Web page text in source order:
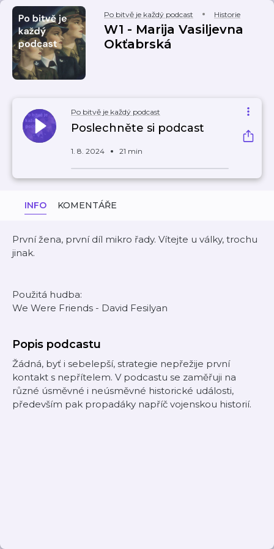
Po bitvě je každý podcast Historie
W1 - Marija Vasiljevna
Okťabrská
Po bitvě je každý podcast
Poslechněte si podcast
1. 8. 2024 21 min
INFO KOMENTÁŘE
První žena, první díl mikro řady. Vítejte u války, trochu
jinak.
Použitá hudba:
We Were Friends - David Fesilyan
Popis podcastu
Žádná, byť i sebelepší, strategie nepřežije první
kontakt s nepřítelem. V podcastu se zaměřuji na
různé úsměvné i neúsměvné historické události,
především pak propadáky napříč vojenskou historií.